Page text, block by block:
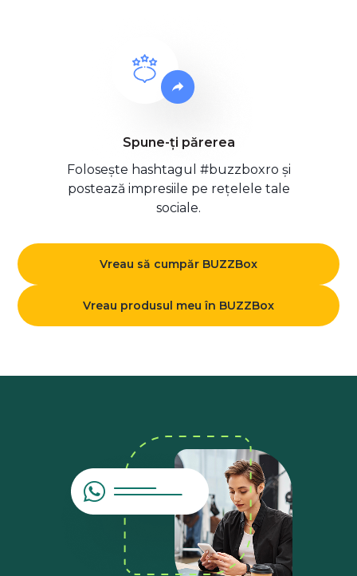
Spune-ți părerea
Folosește hashtagul #buzzboxro și
postează impresiile pe rețelele tale
sociale.
Vreau să cumpăr BUZZBox
Vreau produsul meu în BUZZBox